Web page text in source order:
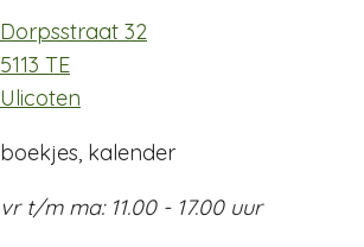
Dorpsstraat 32
5113 TE
Ulicoten
boekjes, kalender
vr t/m ma: 11.00 - 17.00 uur